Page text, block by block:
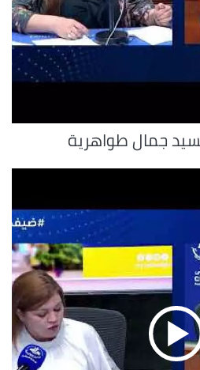
جمال طواهرية